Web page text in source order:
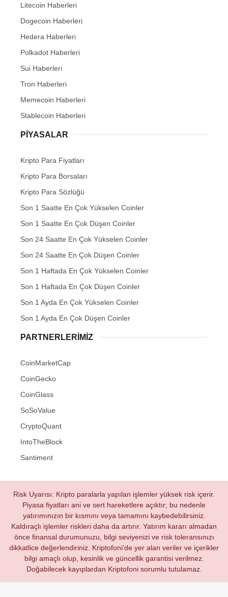
Litecoin Haberleri
Dogecoin Haberleri
Hedera Haberleri
Polkadot Haberleri
Sui Haberleri
Tron Haberleri
Memecoin Haberleri
Stablecoin Haberleri
PIYASALAR
Kripto Para Fiyatları
Kripto Para Borsaları
Kripto Para Sözlüğü
Son 1 Saatte En Çok Yükselen Coinler
Son 1 Saatte En Çok Düşen Coinler
Son 24 Saatte En Çok Yükselen Coinler
Son 24 Saatte En Çok Düşen Coinler
Son 1 Haftada En Çok Yükselen Coinler
Son 1 Haftada En Çok Düşen Coinler
Son 1 Ayda En Çok Yükselen Coinler
Son 1 Ayda En Çok Düşen Coinler
PARTNERLERIMIZ
CoinMarketCap
CoinGecko
CoinGlass
SoSoValue
CryptoQuant
IntoTheBlock
Santiment
Risk Uyarısı: Kripto paralarla yapılan işlemler yüksek risk içerir.
Piyasa fiyatları ani ve sert hareketlere açıktır; bu nedenle
yatırımınızın bir kısmını veya tamamını kaybedebilirsiniz.
Kaldıraçlı işlemler riskleri daha da artırır. Yatırım kararı almadan
önce finansal durumunuzu, bilgi seviyenizi ve risk toleransınızı
dikkatlice değerlendiriniz. Kriptofoni’de yer alan veriler ve içerikler
bilgi amaçlı olup, kesinlik ve güncellik garantisi verilmez.
Doğabilecek kayıplardan Kriptofoni sorumlu tutulamaz.